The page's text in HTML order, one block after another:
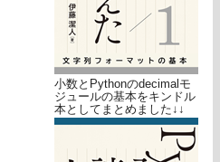
小数とPythonのdecimalモ
ジュールの基本をキンドル
本としてまとめました↓↓